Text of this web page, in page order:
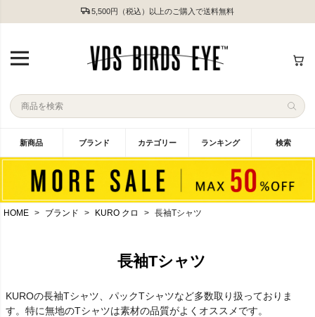
5,500円（税込）以上のご購入で送料無料
新商品 ブランド カテゴリー ランキング 検索
HOME ブランド KURO クロ 長袖Tシャツ
長袖Tシャツ
KUROの長袖Tシャツ、パックTシャツなど多数取り扱っておりま
す。特に無地のTシャツは素材の品質がよくオススメです。